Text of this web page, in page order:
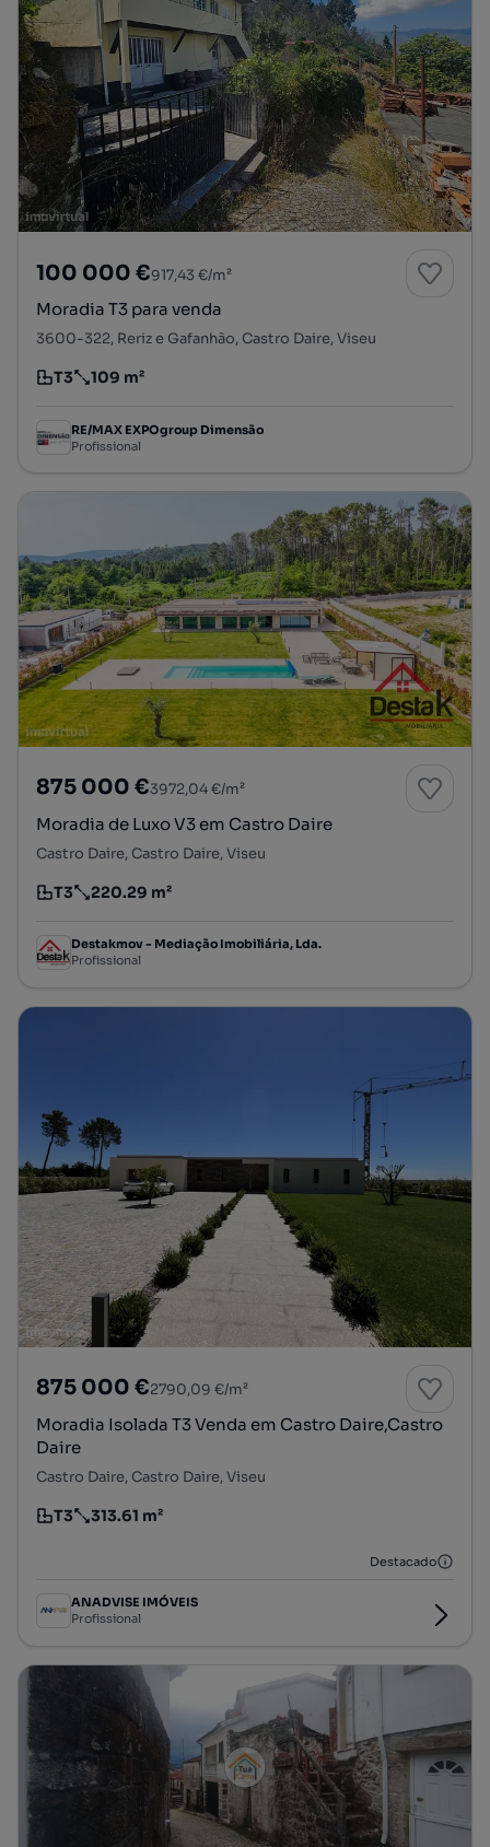
100 000 €917,43 €/m²
Moradia T3 para venda
3600-322, Reriz e Gafanhão, Castro Daire, Viseu
Tipologia
T3
Preço por metro quadrado
109 m²
RE/MAX EXPOgroup Dimensão
Profissional
875 000 €3972,04 €/m²
Moradia de Luxo V3 em Castro Daire
Castro Daire, Castro Daire, Viseu
Tipologia
T3
Preço por metro quadrado
220.29 m²
Destakmov - Mediação Imobiliária, Lda.
Profissional
875 000 €2790,09 €/m²
Moradia Isolada T3 Venda em Castro Daire,Castro
Daire
Castro Daire, Castro Daire, Viseu
Tipologia
T3
Preço por metro quadrado
313.61 m²
Destacado
ANADVISE IMÓVEIS
Profissional